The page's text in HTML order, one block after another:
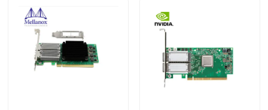
Kwaliteitscontrole